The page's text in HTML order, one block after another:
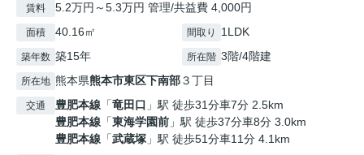
賃料 5.2万円～5.3万円 管理/共益費 4,000円
面積 40.16㎡ 間取り 1LDK
築年数 築15年 所在階 3階/4階建
所在地 熊本県熊本市東区下南部３丁目
交通 豊肥本線 「竜田口 」駅 徒歩31分車7分 2.5km
豊肥本線 「東海学園前 」駅 徒歩37分車8分 3.0km
豊肥本線 「武蔵塚 」駅 徒歩51分車11分 4.1km